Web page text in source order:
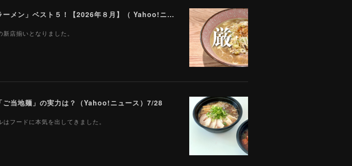
ラーメン評論家が実食して厳選！ 「いま絶対に食べるべきラーメン」ベスト５！【2026年８月】（ Yahoo!ニュース）8/2
店揃いとなりました。
当地麺」の実力は？（Yahoo!ニュース）7/28
フードに本気を出してきました。